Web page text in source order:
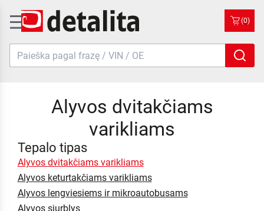
(0)
Alyvos dvitakčiams
varikliams
Tepalo tipas
Alyvos dvitakčiams varikliams
Alyvos keturtakčiams varikliams
Alyvos lengviesiems ir mikroautobusams
Alyvos siurblys